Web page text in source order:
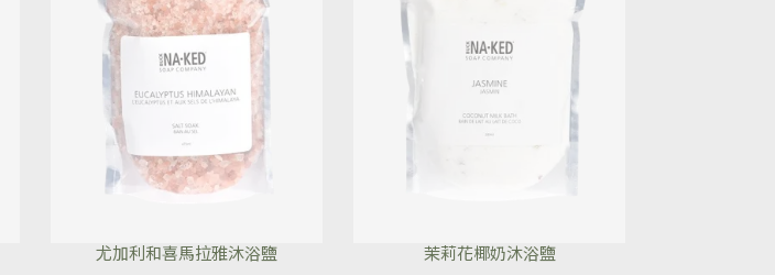
尤加利和喜馬拉雅沐浴鹽
茉莉花椰奶沐浴鹽